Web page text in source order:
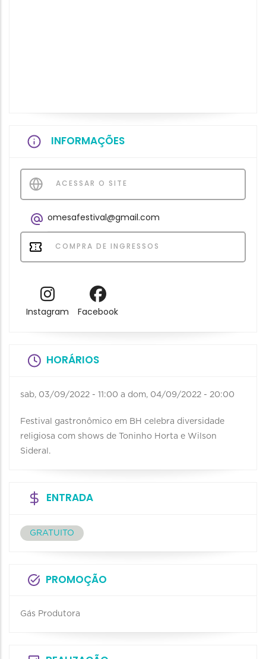
INFORMAÇÕES
ACESSAR O SITE
omesafestival@gmail.com
COMPRA DE INGRESSOS
Instagram Facebook
HORÁRIOS
sab, 03/09/2022 - 11:00 a dom, 04/09/2022 - 20:00
Festival gastronômico em BH celebra diversidade
religiosa com shows de Toninho Horta e Wilson
Sideral.
ENTRADA
GRATUITO
PROMOÇÃO
Gás Produtora